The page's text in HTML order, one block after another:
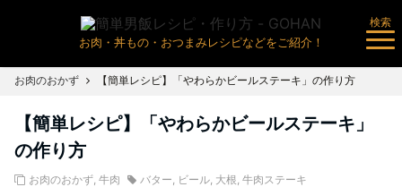
お肉・丼もの・おつまみレシピなどをご紹介！
検索
お肉のおかず 【簡単レシピ】「やわらかビールステーキ」の作り方
【簡単レシピ】「やわらかビールステーキ」
の作り方
お肉のおかず, 牛肉 バター, ビール, 大根, 牛肉ステーキ